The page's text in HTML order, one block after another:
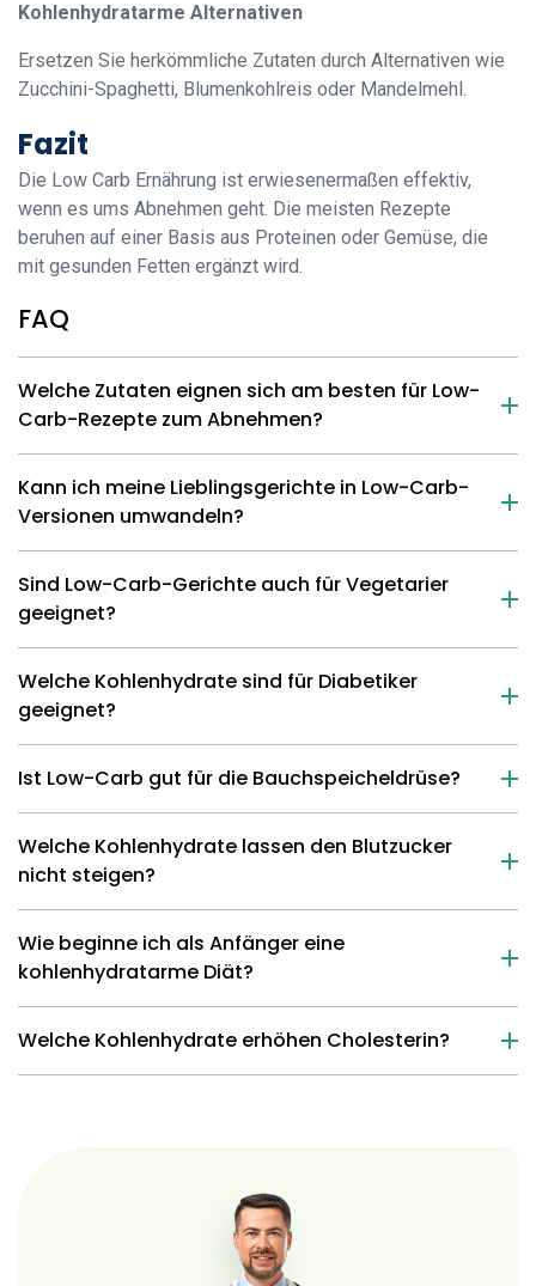
Kohlenhydratarme Alternativen
Ersetzen Sie herkömmliche Zutaten durch Alternativen wie
Zucchini-Spaghetti, Blumenkohlreis oder Mandelmehl.
Fazit
Die Low Carb Ernährung ist erwiesenermaßen effektiv,
wenn es ums Abnehmen geht. Die meisten Rezepte
beruhen auf einer Basis aus Proteinen oder Gemüse, die
mit gesunden Fetten ergänzt wird.
FAQ
Welche Zutaten eignen sich am besten für Low-
Carb-Rezepte zum Abnehmen?
Kann ich meine Lieblingsgerichte in Low-Carb-
Versionen umwandeln?
Sind Low-Carb-Gerichte auch für Vegetarier
geeignet?
Welche Kohlenhydrate sind für Diabetiker
geeignet?
Ist Low-Carb gut für die Bauchspeicheldrüse?
Welche Kohlenhydrate lassen den Blutzucker
nicht steigen?
Wie beginne ich als Anfänger eine
kohlenhydratarme Diät?
Welche Kohlenhydrate erhöhen Cholesterin?